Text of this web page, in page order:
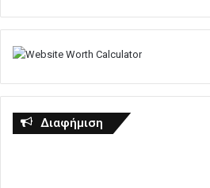
Διαφήμιση